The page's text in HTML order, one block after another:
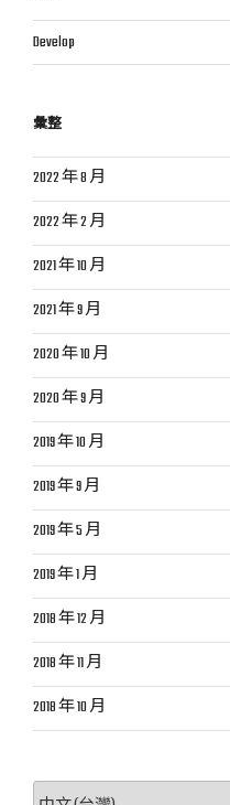
Develop
彙整
2022 年 8 月
2022 年 2 月
2021 年 10 月
2021 年 9 月
2020 年 10 月
2020 年 9 月
2019 年 10 月
2019 年 9 月
2019 年 5 月
2019 年 1 月
2018 年 12 月
2018 年 11 月
2018 年 10 月
選